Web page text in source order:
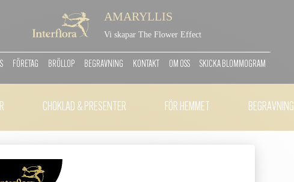
AMARYLLIS
Vi skapar The Flower Effect
FÖRETAG BRÖLLOP BEGRAVNING KONTAKT OM OSS SKICKA BLOMMOGRAM
CHOKLAD & PRESENTER FÖR HEMMET BEGRAVNING